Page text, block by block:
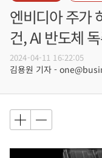
엔비디아 주가
건, AI 반도체
2024-04-11 16:22:05
김용원 기자 -